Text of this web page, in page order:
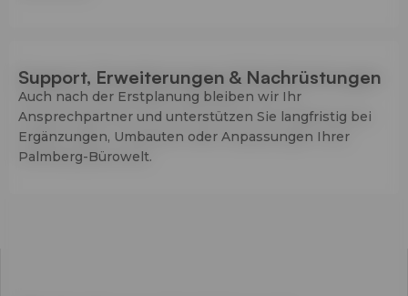
Support, Erweiterungen & Nachrüstungen
Auch nach der Erstplanung bleiben wir Ihr
Ansprechpartner und unterstützen Sie langfristig bei
Ergänzungen, Umbauten oder Anpassungen Ihrer
Palmberg-Bürowelt.